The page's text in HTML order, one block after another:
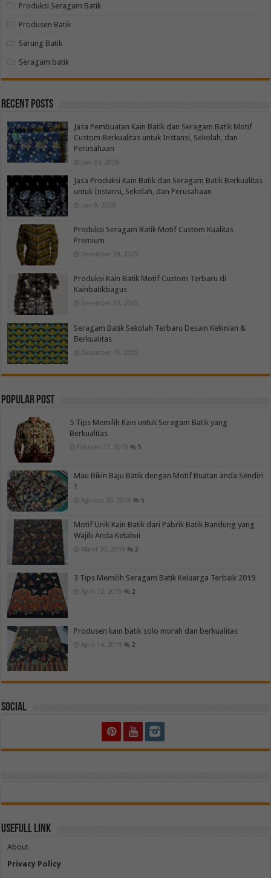
Produksi Seragam Batik
Produsen Batik
Sarung Batik
Seragam batik
Recent Posts
Jasa Pembuatan Kain Batik dan Seragam Batik Motif
Custom Berkualitas untuk Instansi, Sekolah, dan
Perusahaan
Juni 24, 2026
Jasa Produksi Kain Batik dan Seragam Batik Berkualitas
untuk Instansi, Sekolah, dan Perusahaan
Juni 9, 2026
Produksi Seragam Batik Motif Custom Kualitas
Premium
Desember 29, 2025
Produksi Kain Batik Motif Custom Terbaru di
Kainbatikbagus
Desember 22, 2025
Seragam Batik Sekolah Terbaru Desain Kekinian &
Berkualitas
Desember 15, 2025
Popular Post
5 Tips Memilih Kain untuk Seragam Batik yang
Berkualitas
Februari 17, 2019 5
Mau Bikin Baju Batik dengan Motif Buatan anda Sendiri
?
Agustus 20, 2019 5
Motif Unik Kain Batik dari Pabrik Batik Bandung yang
Wajib Anda Ketahui
Maret 20, 2019 2
3 Tips Memilih Seragam Batik Keluarga Terbaik 2019
April 12, 2019 2
Produsen kain batik solo murah dan berkualitas
April 14, 2019 2
Social
Usefull Link
About
Privacy Policy